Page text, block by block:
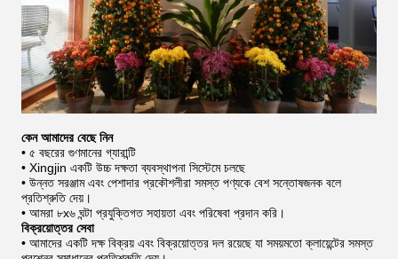
কেন আমাদের বেছে নিন
• ৫ বছরের গুণমানের গ্যারান্টি
• Xingjin একটি উচ্চ দক্ষতা ব্যবস্থাপনা সিস্টেমে চলছে
• উন্নত সরঞ্জাম এবং পেশাদার প্রকৌশলীরা সমস্ত পণ্যকে বেশ সন্তোষজনক বলে
প্রতিশ্রুতি দেয়।
• আমরা ৮x৬ ঘন্টা প্রযুক্তিগত সহায়তা এবং পরিষেবা প্রদান করি।
বিক্রয়োত্তর সেবা
• আমাদের একটি দক্ষ বিক্রয় এবং বিক্রয়োত্তর দল রয়েছে যা সময়মতো ক্লায়েন্টের সমস্ত